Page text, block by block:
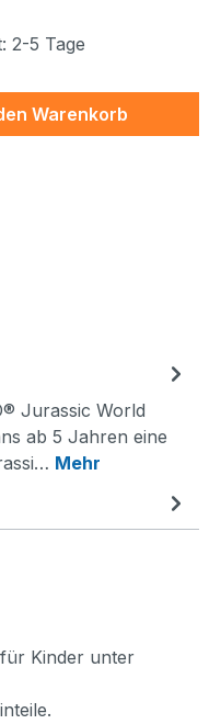
2-5 Tage
Warenkorb
Jurassic World
ab 5 Jahren eine
Mehr
Kinder unter